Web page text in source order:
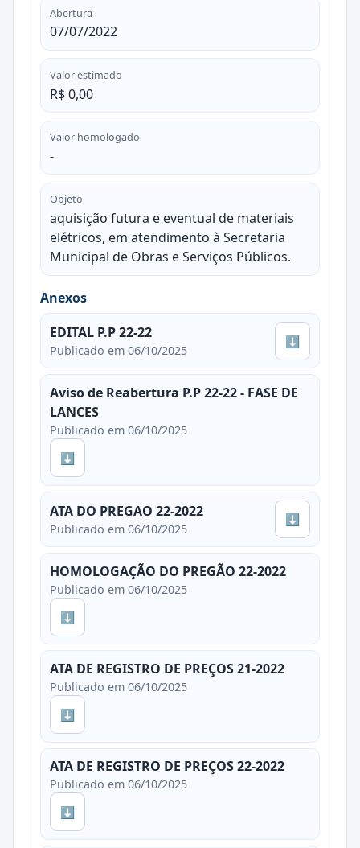
Abertura
07/07/2022
Valor estimado
R$ 0,00
Valor homologado
-
Objeto
aquisição futura e eventual de materiais
elétricos, em atendimento à Secretaria
Municipal de Obras e Serviços Públicos.
Anexos
EDITAL P.P 22-22
Publicado em 06/10/2025
⬇
Aviso de Reabertura P.P 22-22 - FASE DE
LANCES
Publicado em 06/10/2025
⬇
ATA DO PREGAO 22-2022
Publicado em 06/10/2025
⬇
HOMOLOGAÇÃO DO PREGÃO 22-2022
Publicado em 06/10/2025
⬇
ATA DE REGISTRO DE PREÇOS 21-2022
Publicado em 06/10/2025
⬇
ATA DE REGISTRO DE PREÇOS 22-2022
Publicado em 06/10/2025
⬇